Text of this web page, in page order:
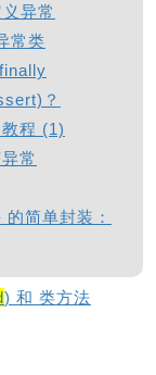
异常
常类
？
程 (1)
常
简单封装：
) 和 类方法